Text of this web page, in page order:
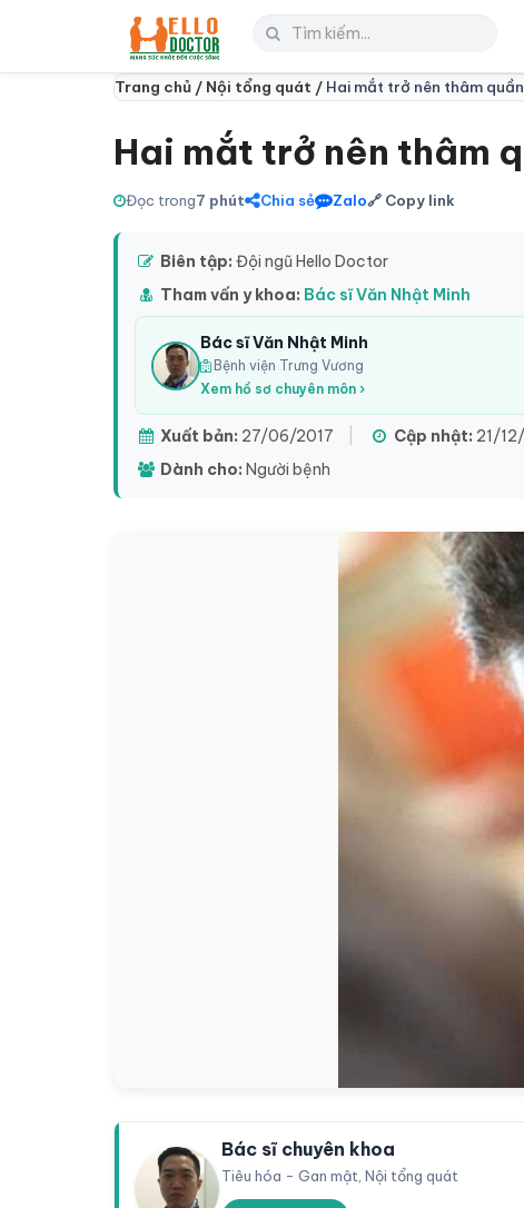
Trang chủ / Nội tổng quát / Hai mắt trở nên thâm
Hai mắt trở nên thâm
Đọc trong7 phút Chia sẻ Zalo🔗 Copy link
Biên tập: Đội ngũ Hello Doctor
Tham vấn y khoa: Bác sĩ Văn Nhật Minh
Bác sĩ Văn Nhật Minh
Bệnh viện Trưng Vương
Xem hồ sơ chuyên môn ›
Xuất bản: 27/06/2017 Cập nhật: 21/
Dành cho: Người bệnh
Bác sĩ chuyên khoa
Tiêu hóa - Gan mật, Nội tổng quát